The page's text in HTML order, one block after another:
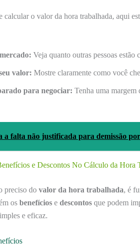
calcular o valor da hora trabalhada, aqui
Veja quanto outras pessoas
valor: Mostre claramente como você
para negociar: Tenha uma
a falta não justificada para demissão
e Descontos No Cálculo da Hora
preciso do valor da hora trabalhada, é
os benefícios e descontos que podem
e eficaz.